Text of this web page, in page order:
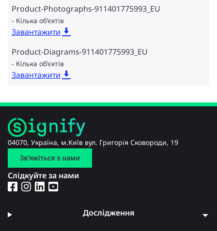
Product-Photographs-911401775993_EU
Кілька об‘єктів
Завантажити
Product-Diagrams-911401775993_EU
Кілька об‘єктів
Завантажити
04070, Україна, м.Київ вул. Григорія Сковороди, 19
Зв'яжіться з нами
Слідкуйте за нами
Дослідження